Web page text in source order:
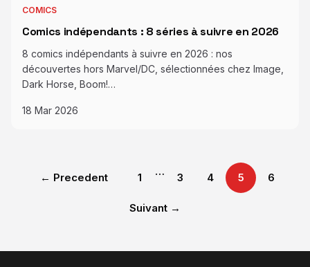
COMICS
Comics indépendants : 8 séries à suivre en 2026
8 comics indépendants à suivre en 2026 : nos
découvertes hors Marvel/DC, sélectionnées chez Image,
Dark Horse, Boom!…
18 Mar 2026
← Precedent 1 … 3 4 5 6
Suivant →